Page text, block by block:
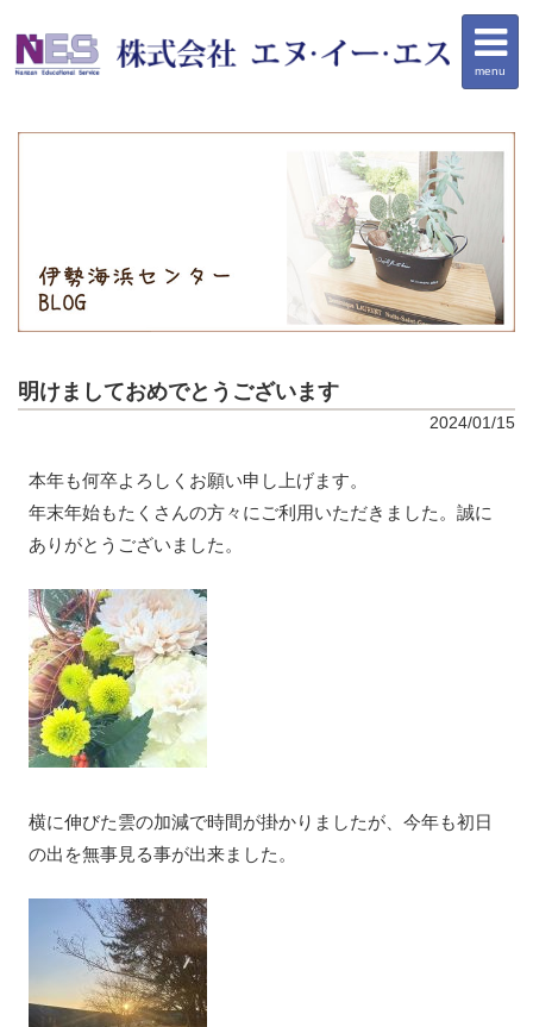
menu
明けましておめでとうございます
2024/01/15
本年も何卒よろしくお願い申し上げます。
年末年始もたくさんの方々にご利用いただきました。誠に
ありがとうございました。
横に伸びた雲の加減で時間が掛かりましたが、今年も初日
の出を無事見る事が出来ました。